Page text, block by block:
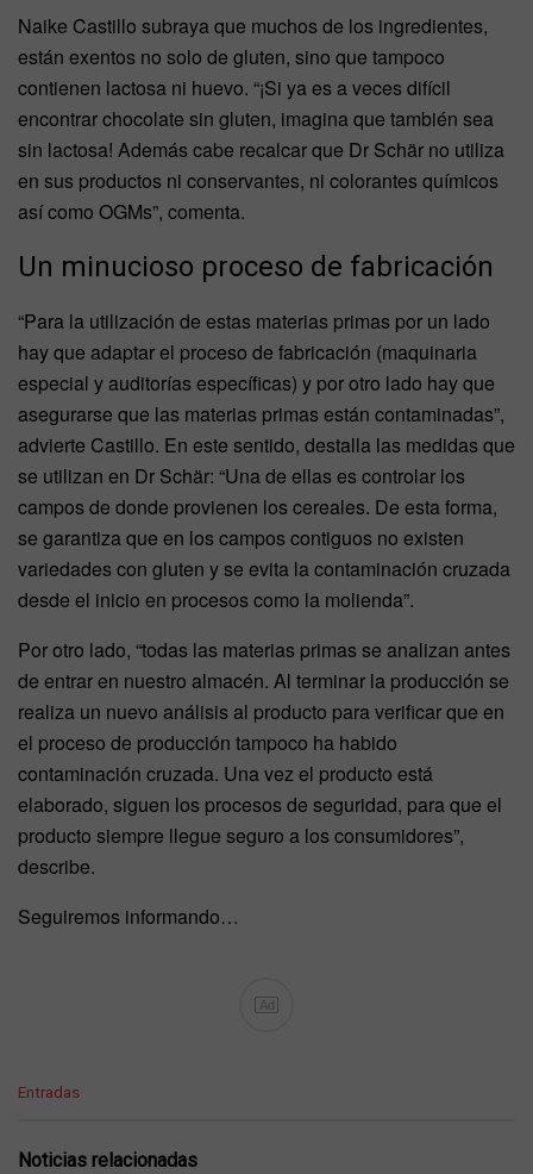
Naike Castillo subraya que muchos de los ingredientes,
están exentos no solo de gluten, sino que tampoco
contienen lactosa ni huevo. “¡Si ya es a veces difícil
encontrar chocolate sin gluten, imagina que también sea
sin lactosa! Además cabe recalcar que Dr Schär no utiliza
en sus productos ni conservantes, ni colorantes químicos
así como OGMs”, comenta.
Un minucioso proceso de fabricación
“Para la utilización de estas materias primas por un lado
hay que adaptar el proceso de fabricación (maquinaria
especial y auditorías específicas) y por otro lado hay que
asegurarse que las materias primas están contaminadas”,
advierte Castillo. En este sentido, destalla las medidas que
se utilizan en Dr Schär: “Una de ellas es controlar los
campos de donde provienen los cereales. De esta forma,
se garantiza que en los campos contiguos no existen
variedades con gluten y se evita la contaminación cruzada
desde el inicio en procesos como la molienda”.
Por otro lado, “todas las materias primas se analizan antes
de entrar en nuestro almacén. Al terminar la producción se
realiza un nuevo análisis al producto para verificar que en
el proceso de producción tampoco ha habido
contaminación cruzada. Una vez el producto está
elaborado, siguen los procesos de seguridad, para que el
producto siempre llegue seguro a los consumidores”,
describe.
Seguiremos informando…
Ad
C
e
Entradas
Noticias relacionadas